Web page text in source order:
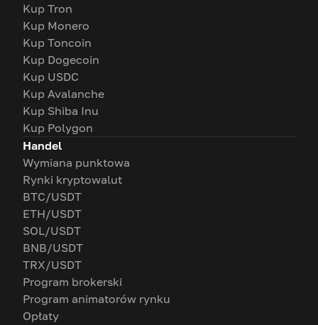
Kup Tron
Kup Monero
Kup Toncoin
Kup Dogecoin
Kup USDC
Kup Avalanche
Kup Shiba Inu
Kup Polygon
Handel
Wymiana punktowa
Rynki kryptowalut
BTC/USDT
ETH/USDT
SOL/USDT
BNB/USDT
TRX/USDT
Program brokerski
Program animatorów rynku
Opłaty